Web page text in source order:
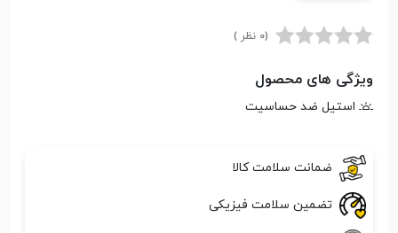
(0 نظر )
ویژگی های محصول
استیل ضد حساسیت
ضمانت سلامت کالا
تضمین سلامت فیزیکی